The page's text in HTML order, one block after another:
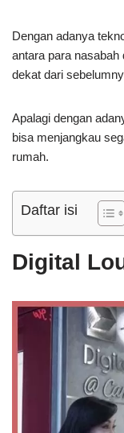
Dengan adanya
antara para
dekat dari
Apalagi dengan
bisa menjangkau
rumah.
Daftar isi
Digital